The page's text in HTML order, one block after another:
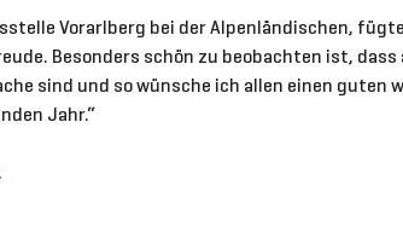
Vorarlberg bei der Alpenländischen,
Besonders schön zu beobachten ist,
sind und so wünsche ich allen einen
Jahr.“